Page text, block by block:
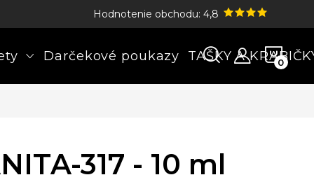
Hodnotenie obchodu: 4,8
Darčekové poukazy TAŠKY A
317 - 10 ml